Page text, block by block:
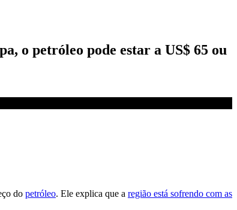
o petróleo pode estar a US$ 65 ou
do petróleo. Ele explica que a região está sofrendo com as